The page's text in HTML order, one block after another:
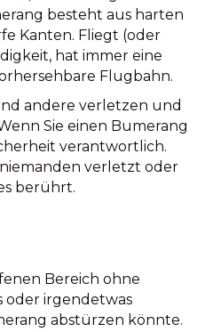
besteht aus harten
Kanten. Fliegt (oder
hat immer eine
Flugbahn.
andere verletzen und
Sie einen Bumerang
verantwortlich.
niemanden verletzt oder
berührt.
Bereich ohne
oder irgendetwas
abstürzen könnte.